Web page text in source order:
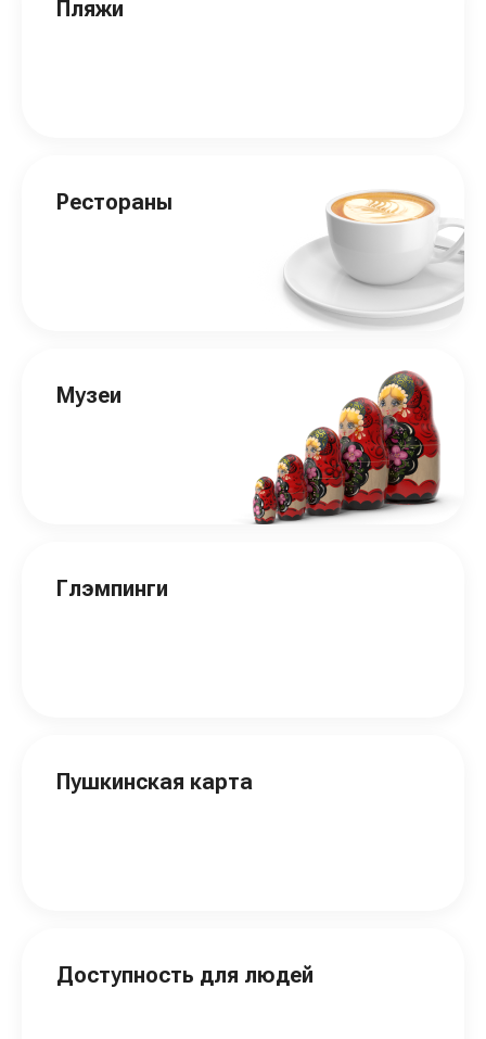
Пляжи
Рестораны
Музеи
Глэмпинги
Пушкинская карта
Доступность для людей